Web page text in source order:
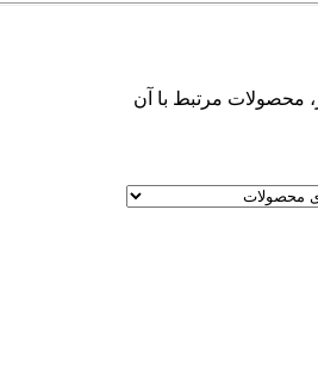
محصولات مرتبط با آن